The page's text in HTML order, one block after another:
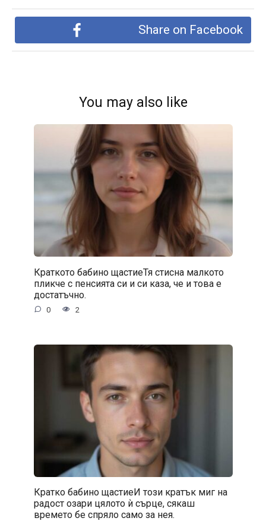
Share on Facebook
You may also like
Краткото бабино щастиеТя стисна малкото
пликче с пенсията си и си каза, че и това е
достатъчно.
0 2
Кратко бабино щастиеИ този кратък миг на
радост озари цялото ѝ сърце, сякаш
времето бе спряло само за нея.